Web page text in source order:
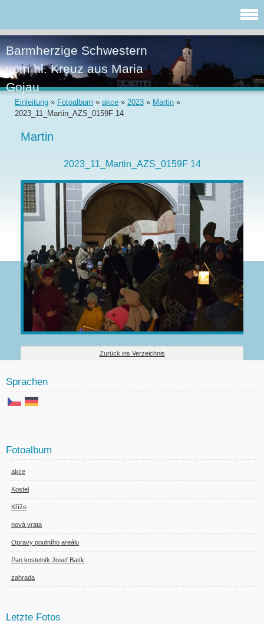
Barmherzige Schwestern
vom hl. Kreuz aus Maria
Gojau
Einleitung » Fotoalbum » akce » 2023 » Martin »
2023_11_Martin_AZS_0159F 14
Martin
2023_11_Martin_AZS_0159F 14
Zurück ins Verzeichnis
Sprachen
Fotoalbum
akce
Kostel
Kříže
nová vrata
Opravy poutního areálu
Pan kostelník Josef Batík
zahrada
Letzte Fotos